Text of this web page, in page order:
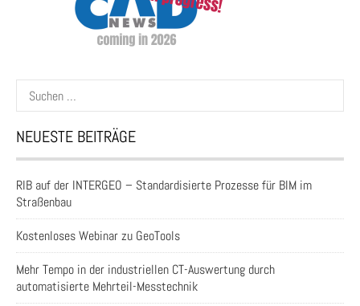
Suchen
nach:
NEUESTE BEITRÄGE
RIB auf der INTERGEO – Standardisierte Prozesse für BIM im
Straßenbau
Kostenloses Webinar zu GeoTools
Mehr Tempo in der industriellen CT-Auswertung durch
automatisierte Mehrteil-Messtechnik